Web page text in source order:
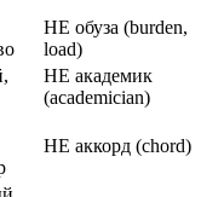
HE обуза (burden,
load)
НЕ академик
(academician)
НЕ аккорд (chord)